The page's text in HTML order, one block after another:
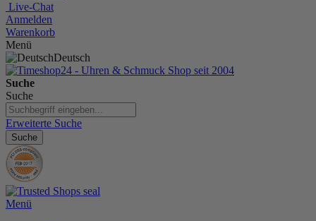
Live-Chat
Anmelden
Warenkorb
Menü
Deutsch
Suche
Suche
Erweiterte Suche
Suche
Menü